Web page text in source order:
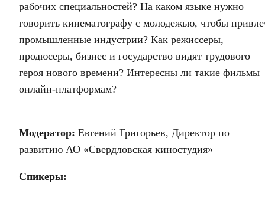
рабочих специальностей? На каком языке нужно
говорить кинематографу с молодежью, чтобы
промышленные индустрии? Как режиссеры,
продюсеры, бизнес и государство видят трудового
героя нового времени? Интересны ли такие фильмы
онлайн-платформам?
Модератор: Евгений Григорьев, Директор по
развитию АО «Свердловская киностудия»
Спикеры: